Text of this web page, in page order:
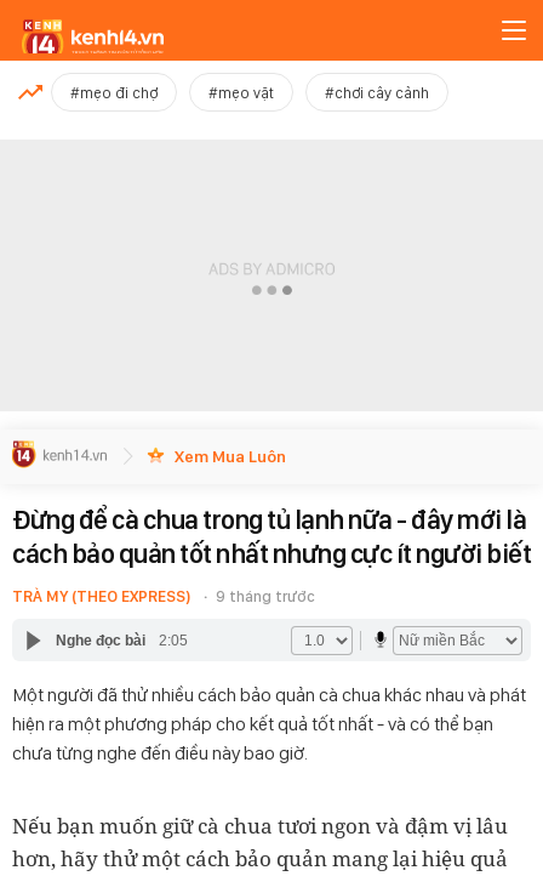
MỚI NHẤT
#mẹo đi chợ #mẹo vặt #chơi cây cảnh
Xem Mua Luôn
Đừng để cà chua trong tủ lạnh nữa - đây mới là
cách bảo quản tốt nhất nhưng cực ít người biết
TRÀ MY (THEO EXPRESS) 9 tháng trước
Nghe đọc bài 2:05
Một người đã thử nhiều cách bảo quản cà chua khác nhau và phát
hiện ra một phương pháp cho kết quả tốt nhất - và có thể bạn
chưa từng nghe đến điều này bao giờ.
Nếu bạn muốn giữ cà chua tươi ngon và đậm vị lâu
hơn, hãy thử một cách bảo quản mang lại hiệu quả